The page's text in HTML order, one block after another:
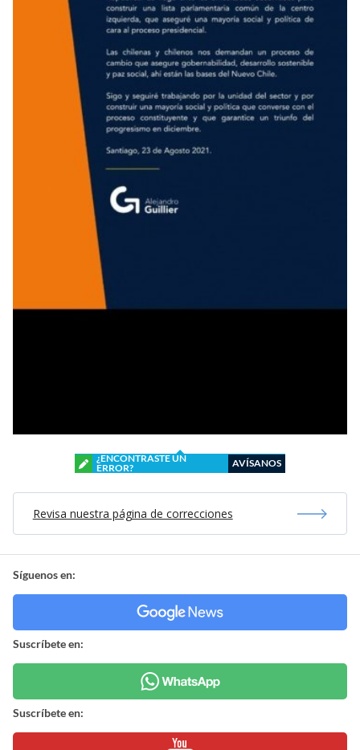
¿ENCONTRASTE UN
ERROR?
AVÍSANOS
Revisa nuestra página de correcciones
Síguenos en:
Suscríbete en:
Suscríbete en: